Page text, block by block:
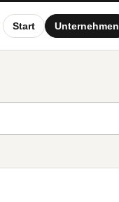
Start Unternehmen